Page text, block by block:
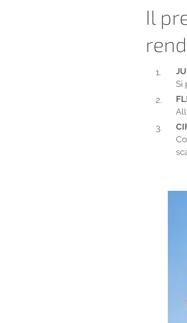
Il
Si